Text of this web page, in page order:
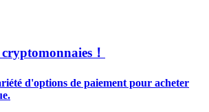
！
d'options de paiement pour acheter